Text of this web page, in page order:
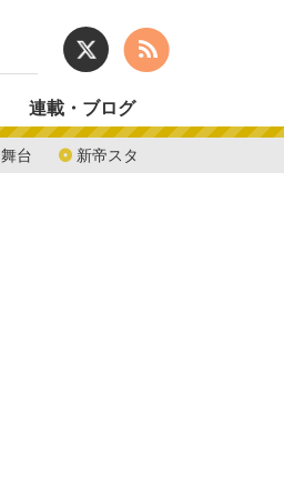
舞台 新帝スタ
連載・ブログ